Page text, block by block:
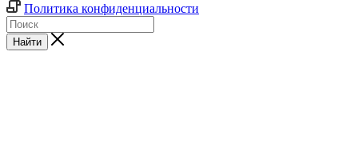
Политика конфиденциальности
Найти